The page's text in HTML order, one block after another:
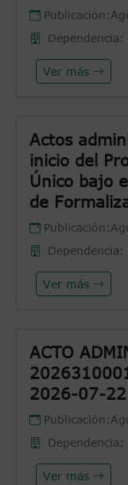
Publicación:
Dependencia:
Ver más
Actos
inicio del
Único bajo
de
Publicación:
Dependencia:
Ver más
ACTO
2026-07-22
Publicación:
Dependencia:
Ver más